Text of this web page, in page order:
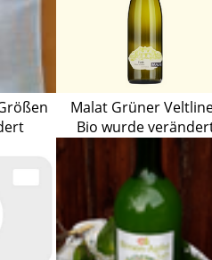
Malat Grüner
Bio wurde